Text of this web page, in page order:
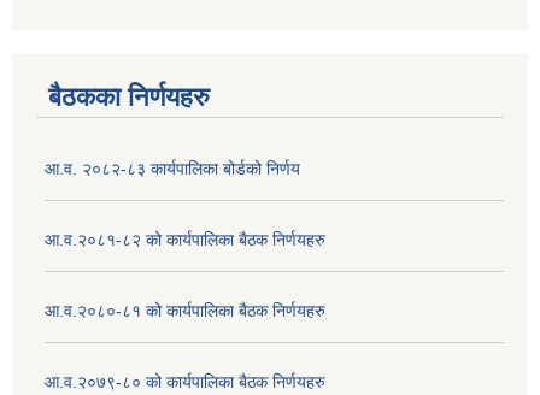
बैठकका निर्णयहरु
आ.व. २०८२-८३ कार्यपालिका बोर्डको निर्णय
आ.व.२०८१-८२ को कार्यपालिका बैठक निर्णयहरु
आ.व.२०८०-८१ को कार्यपालिका बैठक निर्णयहरु
आ.व.२०७९-८० को कार्यपालिका बैठक निर्णयहरु